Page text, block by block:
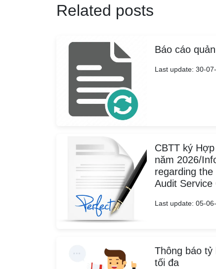
Related posts
Báo cáo
Last update: 30-
CBTT ký
năm 2026/
regarding
Audit Service
Last update: 05-
Thông báo
tối đa